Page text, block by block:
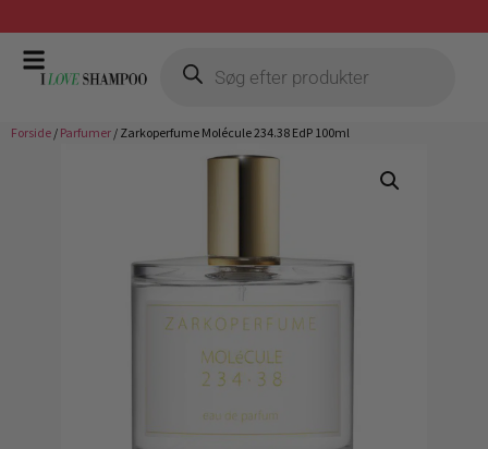
Gratis fragt ved køb over 399,-
Forside / Parfumer / Zarkoperfume Molécule 234.38 EdP 100ml